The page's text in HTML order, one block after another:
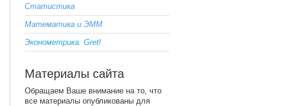
Статистика
Математика и ЭММ
Эконометрика. Gretl
Материалы сайта
Обращаем Ваше внимание на то, что
все материалы опубликованы для